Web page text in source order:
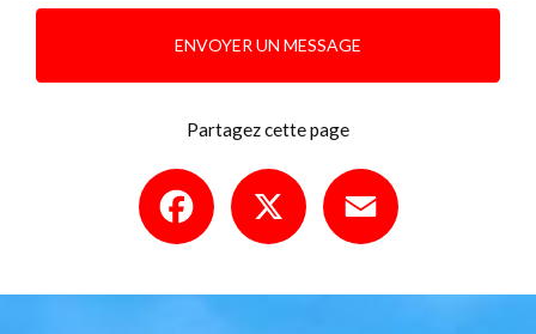
ENVOYER UN MESSAGE
Partagez cette page
Facebook